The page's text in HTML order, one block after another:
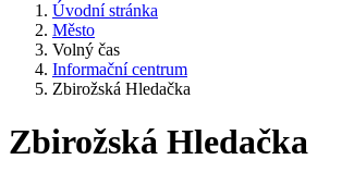
Úvodní stránka
Město
Volný čas
Informační centrum
Zbirožská Hledačka
Zbirožská Hledačka